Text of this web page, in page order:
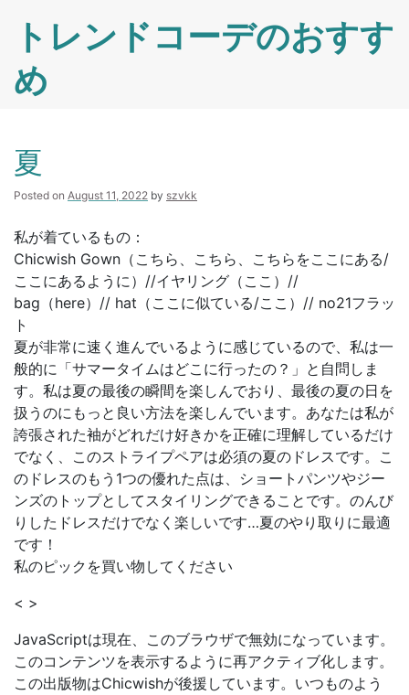
contentトレンドコーデのおすす
め
夏
Posted on August 11, 2022 by szvkk
私が着ているもの：
Chicwish Gown（こちら、こちら、こちらをここにある/
ここにあるように）//イヤリング（ここ）//
bag（here）// hat（ここに似ている/ここ）// no21フラッ
ト
夏が非常に速く進んでいるように感じているので、私は一
般的に「サマータイムはどこに行ったの？」と自問しま
す。私は夏の最後の瞬間を楽しんでおり、最後の夏の日を
扱うのにもっと良い方法を楽しんでいます。あなたは私が
誇張された袖がどれだけ好きかを正確に理解しているだけ
でなく、このストライプペアは必須の夏のドレスです。こ
のドレスのもう1つの優れた点は、ショートパンツやジー
ンズのトップとしてスタイリングできることです。のんび
りしたドレスだけでなく楽しいです…夏のやり取りに最適
です！
私のピックを買い物してください
< >
JavaScriptは現在、このブラウザで無効になっています。
このコンテンツを表示するように再アクティブ化します。
この出版物はChicwishが後援しています。いつものよう